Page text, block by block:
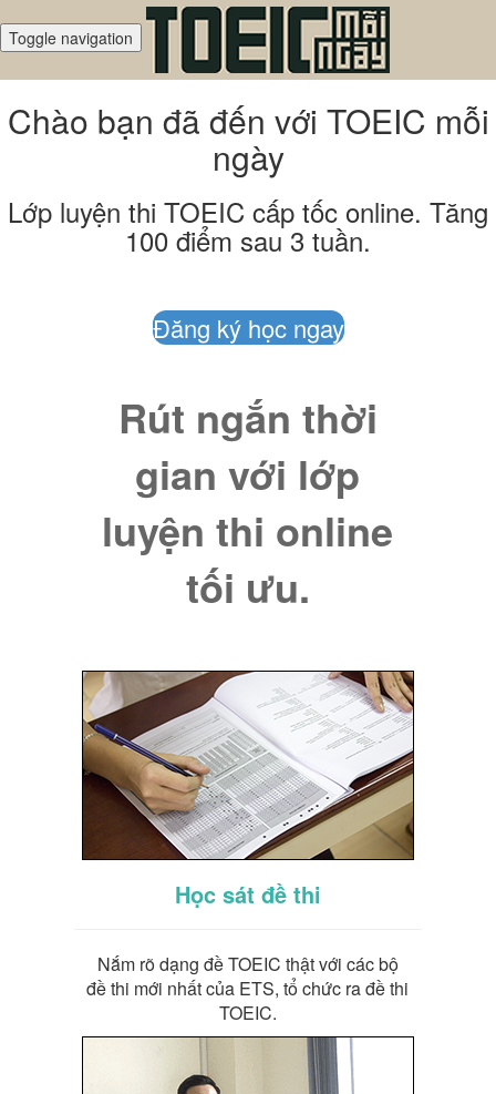
Toggle navigation
Chào bạn đã đến với TOEIC mỗi
ngày
Lớp luyện thi TOEIC cấp tốc online. Tăng
100 điểm sau 3 tuần.
Đăng ký học ngay
Rút ngắn thời
gian với lớp
luyện thi online
tối ưu.
Học sát đề thi
Nắm rõ dạng đề TOEIC thật với các bộ
đề thi mới nhất của ETS, tổ chức ra đề thi
TOEIC.